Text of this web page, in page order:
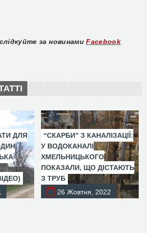
за новинами Facebook
ДЛЯ
“СКАРБИ” З КАНАЛІЗАЦІЇ:
У ВОДОКАНАЛІ
ХМЕЛЬНИЦЬКОГО
ПОКАЗАЛИ, ЩО ДІСТАЮТЬ
З ТРУБ
26 Жовтня, 2022